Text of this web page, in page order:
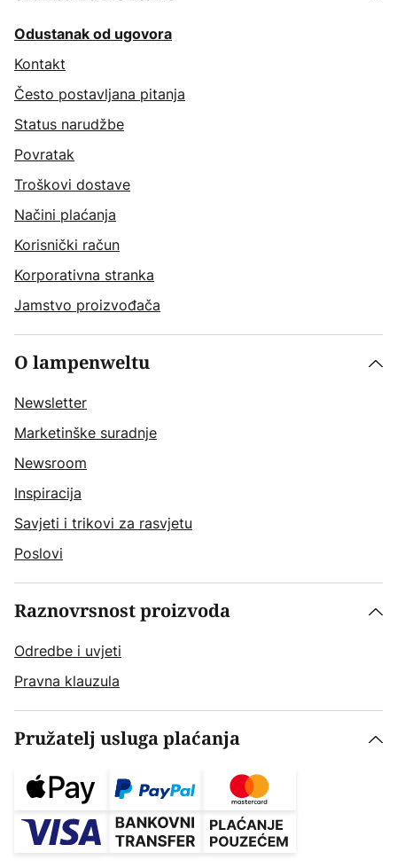
Odustanak od ugovora
Kontakt
Često postavljana pitanja
Status narudžbe
Povratak
Troškovi dostave
Načini plaćanja
Korisnički račun
Korporativna stranka
Jamstvo proizvođača
O lampenweltu
Newsletter
Marketinške suradnje
Newsroom
Inspiracija
Savjeti i trikovi za rasvjetu
Poslovi
Raznovrsnost proizvoda
Odredbe i uvjeti
Pravna klauzula
Pružatelj usluga plaćanja